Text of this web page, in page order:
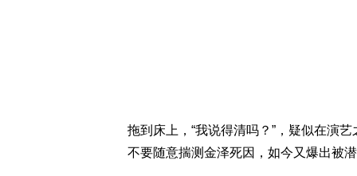
拖到床上，“我说得清吗？”，疑似在演
不要随意揣测金泽死因，如今又爆出被